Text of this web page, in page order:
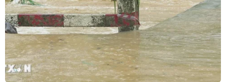
hàng chục thi thể binh sỹ nước này đã được trao trả
trong đợt trao đổi tù nhân với số lượng tương ứng với
phía Nga.